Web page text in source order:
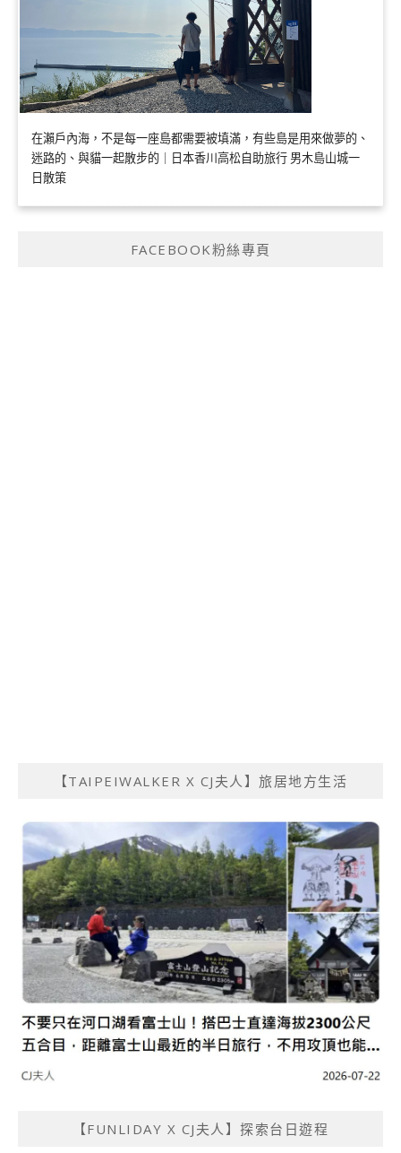
在瀨戶內海，不是每一座島都需要被填滿，有些島是用來做夢的、
迷路的、與貓一起散步的｜日本香川高松自助旅行 男木島山城一
日散策
FACEBOOK粉絲專頁
【TAIPEIWALKER X CJ夫人】旅居地方生活
【FUNLIDAY X CJ夫人】探索台日遊程